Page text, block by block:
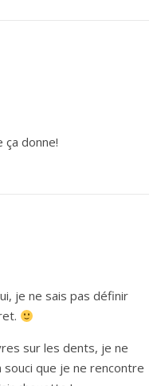
ça donne!
je ne sais pas définir
sur les dents, je ne
que je ne rencontre